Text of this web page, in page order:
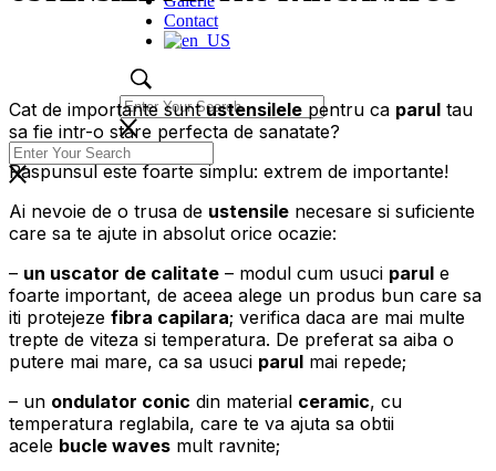
Contact
Cat de importante suntustensilele pentru ca parul tau
sa fie intr-o stare perfecta de sanatate?
Raspunsul este foarte simplu: extrem de importante!
Ai nevoie de o trusa de ustensile necesare si suficiente
care sa te ajute in absolut orice ocazie:
– un uscator de calitate – modul cum usuci parul e
foarte important, de aceea alege un produs bun care sa
iti protejeze fibra capilara; verifica daca are mai multe
trepte de viteza si temperatura. De preferat sa aiba o
putere mai mare, ca sa usuci parul mai repede;
– un ondulator conic din material ceramic, cu
temperatura reglabila, care te va ajuta sa obtii
acele bucle waves mult ravnite;